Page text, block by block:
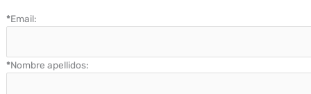
*Email:
*Nombre apellidos: